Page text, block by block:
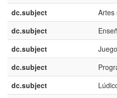
dc.subject
Artes
dc.subject
dc.subject
dc.subject
dc.subject